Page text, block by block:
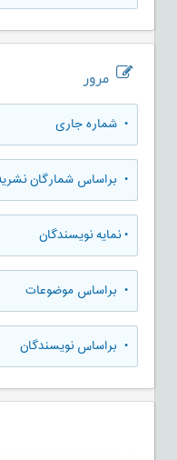
مرور
• شماره جاری
• براساس شمارگان نشریه
•نمایه نویسندگان
• براساس موضوعات
• براساس نویسندگان